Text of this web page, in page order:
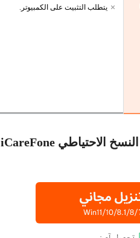
يتطلب التثبيت على الكمبيوتر.
كيفية استخدام برنامج النسخ الاحتياطي iCareFone